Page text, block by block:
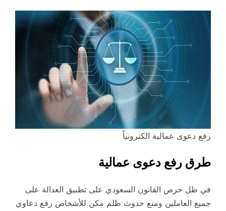
رفع دعوى عمالية الكترونياً
طرق رفع دعوى عمالية
في ظل حرص القانون السعودي على تطبيق العدالة على
جميع العاملين ومنع حدوث ظلم مكن للأشخاص رفع دعاوي